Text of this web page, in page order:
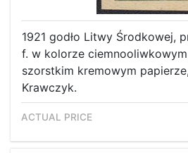
1921 godło Litwy Środkowej,
f. w kolorze
szorstkim kremowym
Krawczyk.